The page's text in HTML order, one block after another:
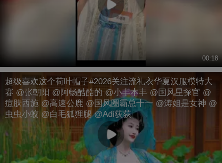
00:18
超级喜欢这个荷叶帽子#2026关注流礼衣华夏汉服模特大
赛 @张朝阳 @阿畅酷酷的 @小丰本丰 @国风星探官 @
痘肤西施 @高速公鹿 @国风圈霸总十一 @涛姐是女神 @
虫虫小蛟 @白毛狐狸腿 @Adi荻荻